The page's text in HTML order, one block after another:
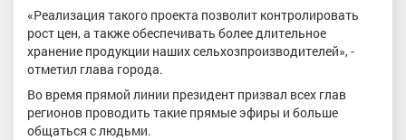
«Реализация такого проекта позволит контролировать
рост цен, а также обеспечивать более длительное
хранение продукции наших сельхозпроизводителей», -
отметил глава города.
Во время прямой линии президент призвал всех глав
регионов проводить такие прямые эфиры и больше
общаться с людьми.